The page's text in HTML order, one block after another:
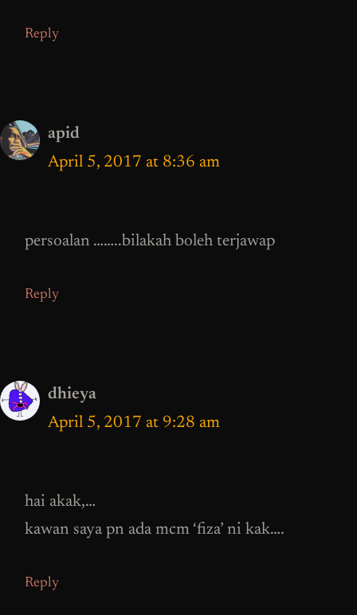
Reply
apid
April 5, 2017 at 8:36 am
persoalan ……..bilakah boleh terjawap
Reply
dhieya
April 5, 2017 at 9:28 am
hai akak,…
kawan saya pn ada mcm ‘fiza’ ni kak….
Reply